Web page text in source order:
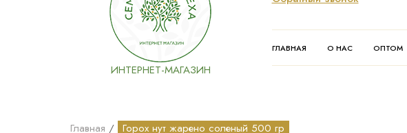
ИНТЕРНЕТ-МАГАЗИН
ГЛАВНАЯ О НАС ОПТОМ
Главная Горох нут жарено соленый 500 гр